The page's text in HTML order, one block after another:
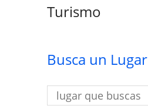
Turismo
Busca un Lugar